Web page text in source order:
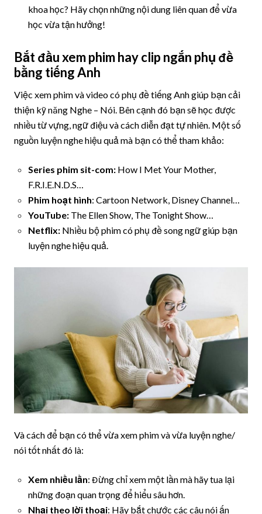
khoa học? Hãy chọn những nội dung liên quan để vừa
học vừa tận hưởng!
Bắt đầu xem phim hay clip ngắn phụ đề
bằng tiếng Anh
Việc xem phim và video có phụ đề tiếng Anh giúp bạn cải
thiện kỹ năng Nghe – Nói. Bên cạnh đó bạn sẽ học được
nhiều từ vựng, ngữ điệu và cách diễn đạt tự nhiên. Một số
nguồn luyện nghe hiệu quả mà bạn có thể tham khảo:
Series phim sit-com: How I Met Your Mother,
F.R.I.E.N.D.S…
Phim hoạt hình: Cartoon Network, Disney Channel…
YouTube: The Ellen Show, The Tonight Show…
Netflix: Nhiều bộ phim có phụ đề song ngữ giúp bạn
luyện nghe hiệu quả.
Và cách để bạn có thể vừa xem phim và vừa luyện nghe/
nói tốt nhất đó là:
Xem nhiều lần: Đừng chỉ xem một lần mà hãy tua lại
những đoạn quan trọng để hiểu sâu hơn.
Nhại theo lời thoại: Hãy bắt chước các câu nói ấn